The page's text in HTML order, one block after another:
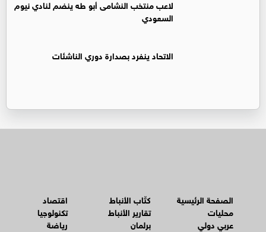
لاعب منتخب النشامى أبو طه ينضم لنادي نيوم
السعودي
الاتحاد ينفرد بصدارة دوري الناشئات
الصفحة الرئيسية
محليات
عربي دولي
كتّاب الأنباط
تقارير الأنباط
برلمان
اقتصاد
تكنولوجيا
رياضة